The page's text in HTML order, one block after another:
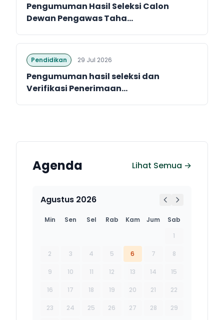
Pengumuman Hasil Seleksi Calon
Dewan Pengawas Taha...
Pendidikan 29 Jul 2026
Pengumuman hasil seleksi dan
Verifikasi Penerimaan...
Agenda Lihat Semua →
Agustus 2026
Min Sen Sel Rab Kam Jum
Sab
1
2 3 4 5 6 7 8
9 10 11 12 13 14 15
16 17 18 19 20 21 22
23 24 25 26 27 28 29